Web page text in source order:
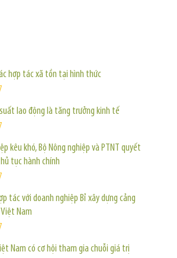
hợp tác xã tồn tại hình thức
lao động là tăng trưởng kinh tế
kêu khó, Bộ Nông nghiệp và PTNT quyết
tục hành chính
tác với doanh nghiệp Bỉ xây dựng cảng
Nam
Nam có cơ hội tham gia chuỗi giá trị